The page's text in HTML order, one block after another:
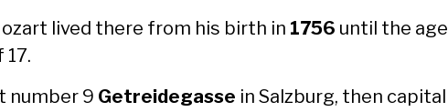
lived there from his birth in 1756 until the age
17.
num­ber 9 Getrei­de­gasse in Salzburg, then cap­i­tal